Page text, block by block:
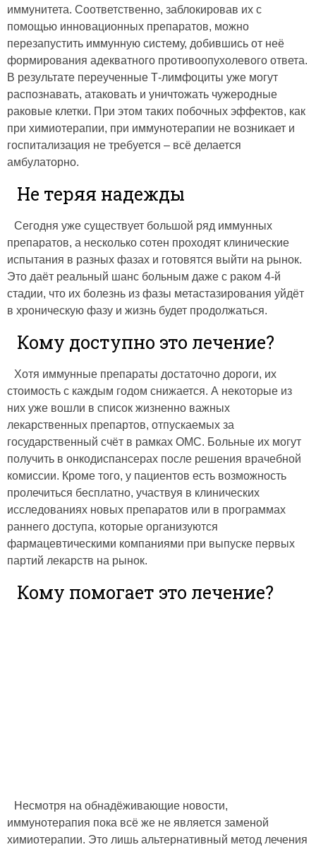
иммунитета. Соответственно, заблокировав их с
помощью инновационных препаратов, можно
перезапустить иммунную систему, добившись от неё
формирования адекватного противоопухолевого ответа.
В результате переученные Т‑лимфоциты уже могут
распознавать, атаковать и уничтожать чужеродные
раковые клетки. При этом таких побочных эффектов, как
при химиотерапии, при иммунотерапии не возникает и
госпитализация не требуется – всё делается
амбулаторно.
Не теряя надежды
Сегодня уже существует большой ряд иммунных
препаратов, а несколько сотен проходят клинические
испытания в разных фазах и готовятся выйти на рынок.
Это даёт реальный шанс больным даже с раком 4‑й
стадии, что их болезнь из фазы метастазирования уйдёт
в хроническую фазу и жизнь будет продолжаться.
Кому доступно это лечение?
Хотя иммунные препараты достаточно дороги, их
стоимость с каждым годом снижается. А некоторые из
них уже вошли в список жизненно важных
лекарственных препартов, отпускаемых за
государственный счёт в рамках ОМС. Больные их могут
получить в онкодиспансерах после решения врачебной
комиссии. Кроме того, у пациентов есть возможность
пролечиться бесплатно, участвуя в клинических
исследованиях новых препаратов или в программах
раннего доступа, которые организуются
фармацевтическими компаниями при выпуске первых
партий лекарств на рынок.
Кому помогает это лечение?
Несмотря на обнадёживающие новости,
иммунотерапия пока всё же не является заменой
химиотерапии. Это лишь альтернативный метод лечения